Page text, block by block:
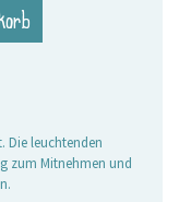
Die leuchtenden
zum Mitnehmen und